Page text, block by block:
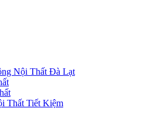
Nội Thất Đà Lạt
Thất Tiết Kiệm